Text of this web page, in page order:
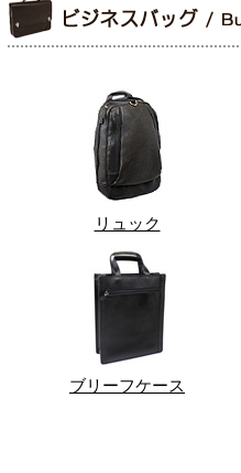
リュック
ブリーフケース